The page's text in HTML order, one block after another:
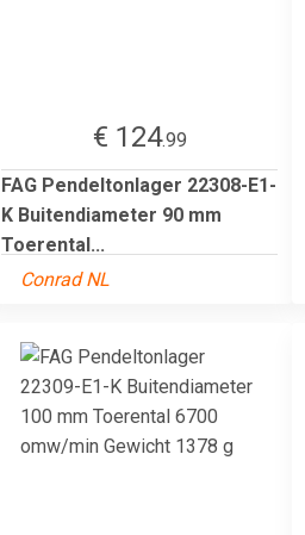
€ 124.99
FAG Pendeltonlager 22308-E1-
K Buitendiameter 90 mm
Toerental...
Conrad NL